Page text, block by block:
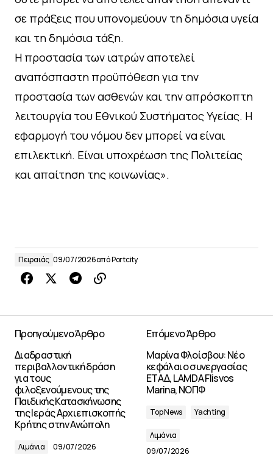
σε πράξεις που υπονομεύουν τη δημόσια υγεία
και τη δημόσια τάξη.
Η προστασία των ιατρών αποτελεί
αναπόσπαστη προϋπόθεση για την
προστασία των ασθενών και την απρόσκοπτη
λειτουργία του Εθνικού Συστήματος Υγείας. Η
εφαρμογή του νόμου δεν μπορεί να είναι
επιλεκτική. Είναι υποχρέωση της Πολιτείας
και απαίτηση της κοινωνίας».
Πειραιάς 09/07/2026απόPortcity
Προηγούμενο Άρθρο
Διαδραστική
περιβαλλοντική δράση
για τους
φιλοξενούμενους της
Παιδικής Κατασκήνωσης
της Ιεράς Αρχιεπισκοπής
Κρήτης στην Ανώπολη
Λιμάνια 09/07/2026
Επόμενο Άρθρο
Μαρίνα Φλοίσβου: Νέο
κεφάλαιο συνεργασίας
ΕΤΑΔ, LAMDA Flisvos
Marina, ΝΟΠΦ
Top News Yachting
Λιμάνια
09/07/2026